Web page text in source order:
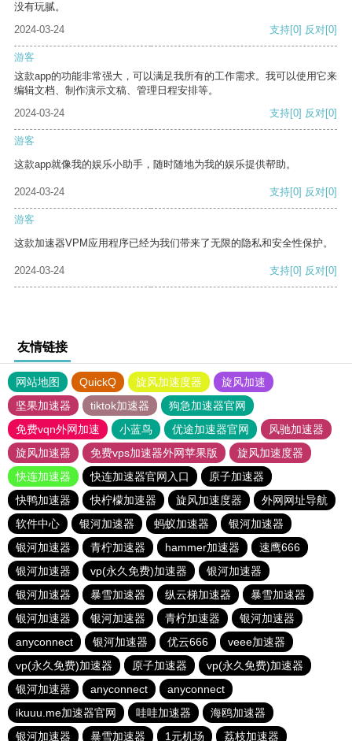
没有玩腻。
2024-03-24
支持[0] 反对[0]
游客
这款app的功能非常强大，可以满足我所有的工作需求。我可以使用它来
编辑文档、制作演示文稿、管理日程安排等。
2024-03-24
支持[0] 反对[0]
游客
这款app就像我的娱乐小助手，随时随地为我的娱乐提供帮助。
2024-03-24 支持[0] 反对[0]
游客
这款加速器VPM应用程序已经为我们带来了无限的隐私和安全性保护。
2024-03-24 支持[0] 反对[0]
友情链接
网站地图 QuickQ 旋风加速度器
旋风加速
坚果加速器
tiktok加速器
狗急加速器官网
免费vqn外网加速
小蓝鸟 优途加速器官网
风驰加速器
旋风加速器
免费vps加速器外网苹果版
旋风加速度器
快连加速器
快连加速器官网入口
原子加速器
快鸭加速器
快柠檬加速器 旋风加速度器
外网网址导航
软件中心
银河加速器 蚂蚁加速器
银河加速器
银河加速器
青柠加速器 hammer加速器
速鹰666
银河加速器
vp(永久免费)加速器
银河加速器
银河加速器
暴雪加速器 纵云梯加速器
暴雪加速器
银河加速器
银河加速器 青柠加速器
银河加速器
anyconnect
银河加速器 优云666
veee加速器
vp(永久免费)加速器
原子加速器
vp(永久免费)加速器
银河加速器
anyconnect
anyconnect
ikuuu.me加速器官网
哇哇加速器
海鸥加速器
银河加速器
暴雪加速器 1元机场 荔枝加速器